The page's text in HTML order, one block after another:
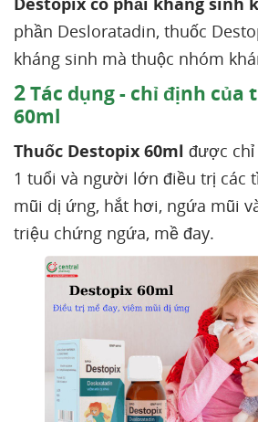
phần Desloratadin, thuốc
kháng sinh mà thuộc nhóm
2Tác dụng - chỉ định của
60ml
Thuốc Destopix 60ml được
1 tuổi và người lớn điều trị các
mũi dị ứng, hắt hơi, ngứa mũi
triệu chứng ngứa, mề đay.